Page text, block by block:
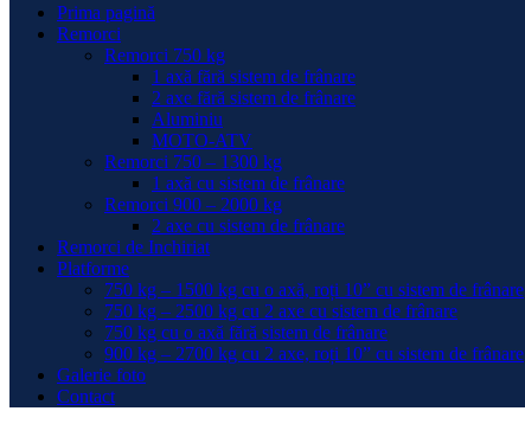
Prima pagină
Remorci
Remorci 750 kg
1 axă fără sistem de frânare
2 axe fără sistem de frânare
Aluminiu
MOTO-ATV
Remorci 750 – 1300 kg
1 axă cu sistem de frânare
Remorci 900 – 2000 kg
2 axe cu sistem de frânare
Remorci de Inchiriat
Platforme
750 kg – 1500 kg cu o axă, roți 10” cu sistem de frânare
750 kg – 2500 kg cu 2 axe cu sistem de frânare
750 kg cu o axă fără sistem de frânare
900 kg – 2700 kg cu 2 axe, roți 10” cu sistem de frânare
Galerie foto
Contact